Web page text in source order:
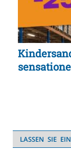
LASSEN SIE